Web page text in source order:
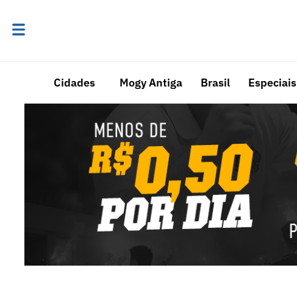
Cidades Mogy Antiga Brasil Especiais